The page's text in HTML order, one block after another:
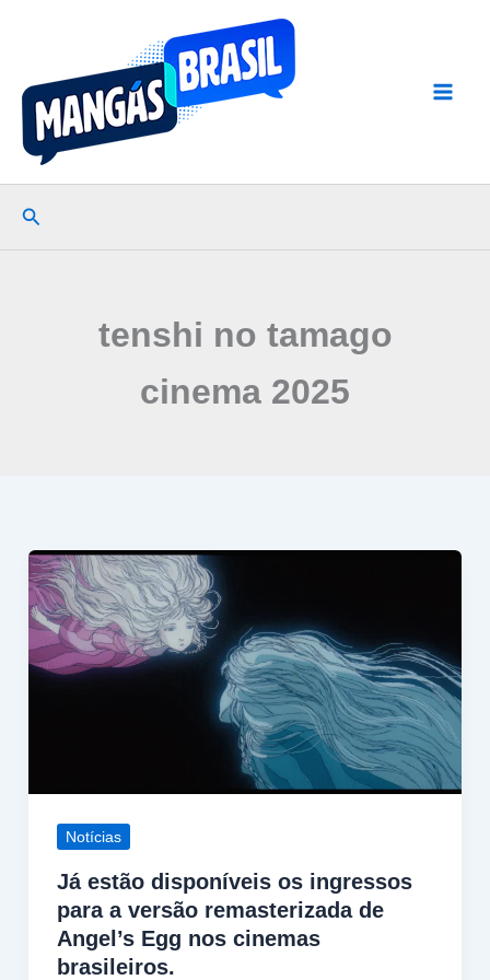
conteúdo
Pesquisar
tenshi no tamago
cinema 2025
Notícias
Já estão disponíveis os ingressos
para a versão remasterizada de
Angel’s Egg nos cinemas
brasileiros.